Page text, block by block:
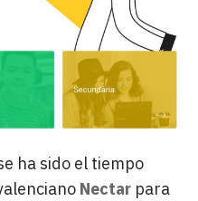
ha sido el tiempo
Nectar para